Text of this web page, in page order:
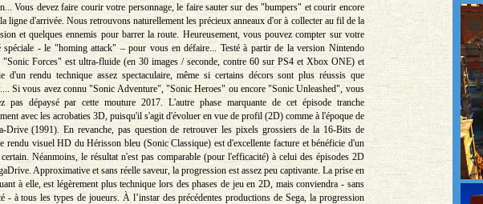
Vous devez faire courir votre personnage, le faire sauter sur des "bumpers" et courir encore
ligne d'arrivée. Nous retrouvons naturellement les précieux anneaux d'or à collecter au fil de la
et quelques ennemis pour barrer la route. Heureusement, vous pouvez compter sur votre
spéciale - le "homing attack" – pour vous en défaire... Testé à partir de la version Nintendo
"Sonic Forces" est ultra-fluide (en 30 images / seconde, contre 60 sur PS4 et Xbox ONE) et
d'un rendu technique assez spectaculaire, même si certains décors sont plus réussis que
Si vous avez connu "Sonic Adventure", "Sonic Heroes" ou encore "Sonic Unleashed", vous
pas dépaysé par cette mouture 2017. L'autre phase marquante de cet épisode tranche
avec les acrobaties 3D, puisqu'il s'agit d'évoluer en vue de profil (2D) comme à l'époque de
Drive (1991). En revanche, pas question de retrouver les pixels grossiers de la 16-Bits de
rendu visuel HD du Hérisson bleu (Sonic Classique) est d'excellente facture et bénéficie d'un
certain. Néanmoins, le résultat n'est pas comparable (pour l'efficacité) à celui des épisodes 2D
Approximative et sans réelle saveur, la progression est assez peu captivante. La prise en
à elle, est légèrement plus technique lors des phases de jeu en 2D, mais conviendra - sans
- à tous les types de joueurs. À l’instar des précédentes productions de Sega, la progression